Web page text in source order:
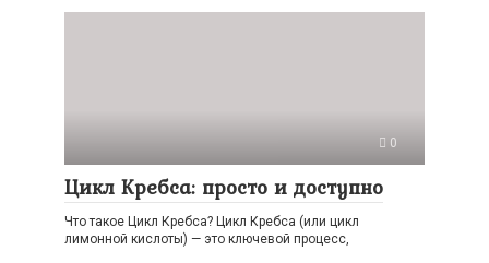
0
Цикл Кребса: просто и доступно
Что такое Цикл Кребса? Цикл Кребса (или цикл
лимонной кислоты) — это ключевой процесс,